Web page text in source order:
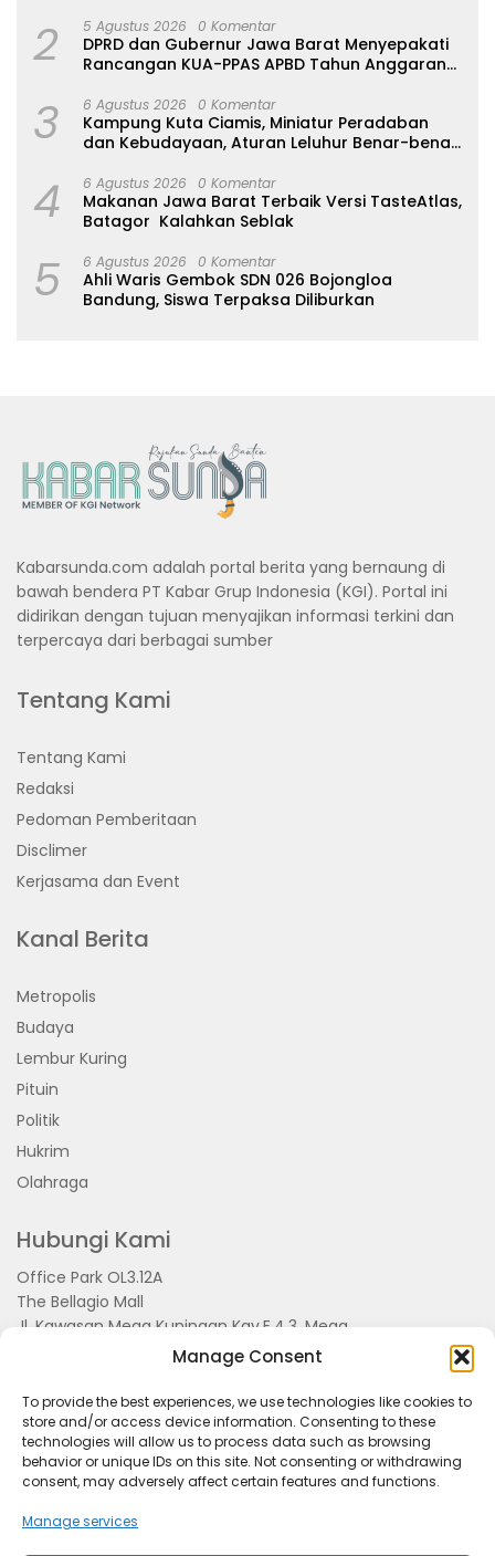
Manage Consent
To provide the best experiences, we use technologies like cookies to
store and/or access device information. Consenting to these
technologies will allow us to process data such as browsing
behavior or unique IDs on this site. Not consenting or withdrawing
consent, may adversely affect certain features and functions.
Manage services
2 5 Agustus 2026 0 Komentar
DPRD dan Gubernur Jawa Barat Menyepakati
Rancangan KUA-PPAS APBD Tahun Anggaran
3 6 Agustus 2026 0 Komentar
Kampung Kuta Ciamis, Miniatur Peradaban
dan Kebudayaan, Aturan Leluhur Benar-benar
4 6 Agustus 2026 0 Komentar
Makanan Jawa Barat Terbaik Versi TasteAtlas,
Batagor Kalahkan Seblak
5 6 Agustus 2026 0 Komentar
Ahli Waris Gembok SDN 026 Bojongloa
Bandung, Siswa Terpaksa Diliburkan
Kabarsunda.com adalah portal berita yang bernaung di
bawah bendera PT Kabar Grup Indonesia (KGI). Portal ini
didirikan dengan tujuan menyajikan informasi terkini dan
terpercaya dari berbagai sumber
Tentang Kami
Tentang Kami
Redaksi
Pedoman Pemberitaan
Disclimer
Kerjasama dan Event
Kanal Berita
Metropolis
Budaya
Lembur Kuring
Pituin
Politik
Hukrim
Olahraga
Hubungi Kami
Office Park OL3.12A
The Bellagio Mall
Jl. Kawasan Mega Kuningan Kav.E.4.3, Mega
Kuningan, Kel. Kuningan Timur,
Kec.Setiabudi, Jakarta Selatan 15810